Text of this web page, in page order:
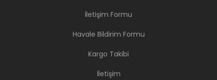
İletişim Formu
Havale Bildirim Formu
Kargo Takibi
İletişim